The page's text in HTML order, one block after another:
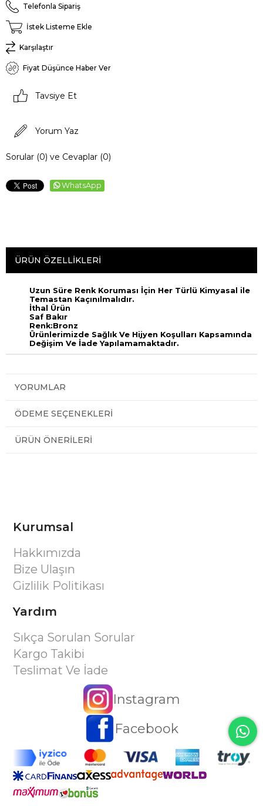
Telefonla Sipariş
İstek Listeme Ekle
Karşılaştır
Fiyat Düşünce Haber Ver
Tavsiye Et
Yorum Yaz
Sorular (0) ve Cevaplar (0)
WhatsApp
ÜRÜN ÖZELLIKLERI
Uzun Süre Renk Koruması İçin Her Türlü Kimyasal ile
Temastan Kaçınılmalıdır.
İthal Ürün
Saf Bakır
Renk:Bronz
Ürünlerimizde Sağlık Ve Hijyen Koşulları Kapsamında
Değişim Ve İade Yapılamamaktadır.
YORUMLAR
ÖDEME SEÇENEKLERI
ÜRÜN ÖNERILERI
Kurumsal
Hakkımızda
Bize Ulaşın
Gizlilik Politikası
Yardım
Sıkça Sorulan Sorular
Kargo Takibi
Teslimat Ve İade
Instagram
Facebook